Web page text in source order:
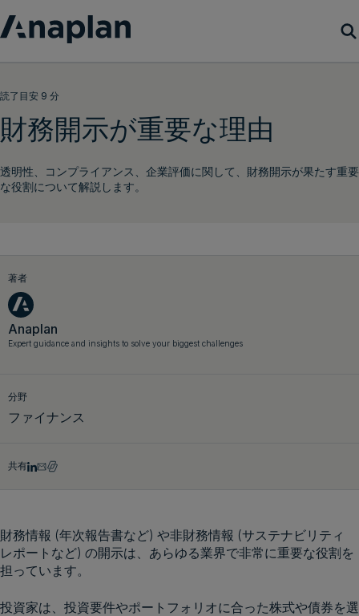
カスタマーサクセス
リソース
読了目安 9 分
財務開示が重要な理由
透明性、コンプライアンス、企業評価に関して、財務開示が果たす重要
な役割について解説します。
著者
Anaplan
Expert guidance and insights to solve your biggest challenges
分野
ファイナンス
共有
財務情報 (年次報告書など) や非財務情報 (サステナビリティ
レポートなど) の開示は、あらゆる業界で非常に重要な役割を
担っています。
投資家は、投資要件やポートフォリオに合った株式や債券を選